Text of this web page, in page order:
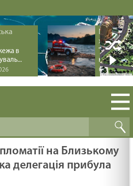
в
хроніка
Трагедія
купання
на Близькому
делегація прибула